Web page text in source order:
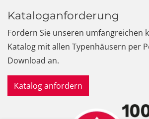
Kataloganforderung
Fordern Sie unseren umfangreichen
Katalog mit allen Typenhäusern per
Download an.
Katalog anfordern